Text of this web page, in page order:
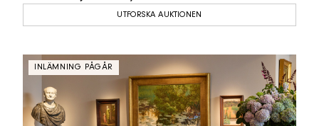
UTFORSKA AUKTIONEN
INLÄMNING PÅGÅR